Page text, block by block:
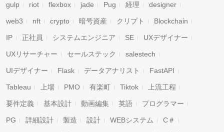
gulp riot flexbox jade Pug 経理 designer
web3 nft crypto 暗号資産 クリプト Blockchain
IP 正社員 システムエンジニア SE UXデザイナー
UXリサーチャー セールステック salestech
UIデザイナー Flask データアナリスト FastAPI
Tableau 上場 PMO 有楽町 Tiktok 上流工程
要件定義 基本設計 動画編集 英語 プログラマー
PG 詳細設計 製造 設計 WEBシステム C＃